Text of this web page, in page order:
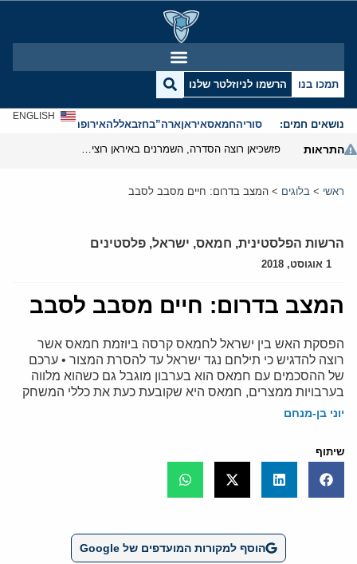
תמכו בנו הרשמו לניוזלטר שלנו
נושאים חמים: סוריהחמאסאיראןארה”בחזבאללהאירופהאנטישמיות
ENGLISH
התראות
ראשי > בלוגים > המצב בדרום: חיים מסבב לסבב
הרשות הפלסטינית, חמאס, ישראל, פלסטינים
1 אוגוסט, 2018
המצב בדרום: חיים מסבב לסבב
הפסקת האש בין ישראל לחמאס קרסה ביוזמת חמאס אשר
רוצה להדגיש כי תילחם נגד ישראל עד להסרת המצור • ערכם
של ההסכמים עם חמאס הוא בערבון מוגבל גם כשהוא מלווה
בערבויות ממצרים, חמאס היא שקובעת כעת את כללי המשחק
יוני בן-מנחם
שיתוף
הוסף למקורות המועדפים של Google